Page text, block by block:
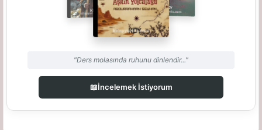
"Ders molasında ruhunu dinlendir..."
📖İncelemek İstiyorum